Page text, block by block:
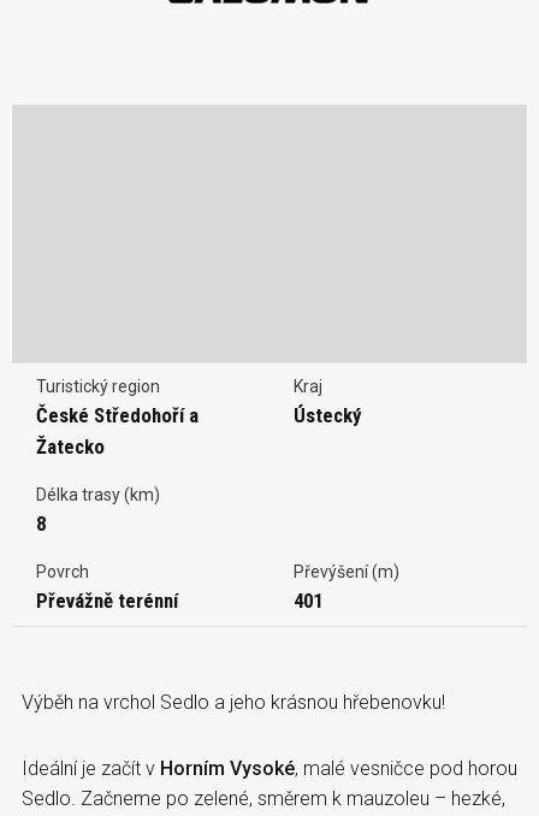
Turistický region
České Středohoří a
Žatecko
Kraj
Ústecký
Délka trasy (km)
8
Povrch
Převážně terénní
Převýšení (m)
401
Výběh na vrchol Sedlo a jeho krásnou hřebenovku!
Ideální je začít v Horním Vysoké, malé vesničce pod horou
Sedlo. Začneme po zelené, směrem k mauzoleu – hezké,